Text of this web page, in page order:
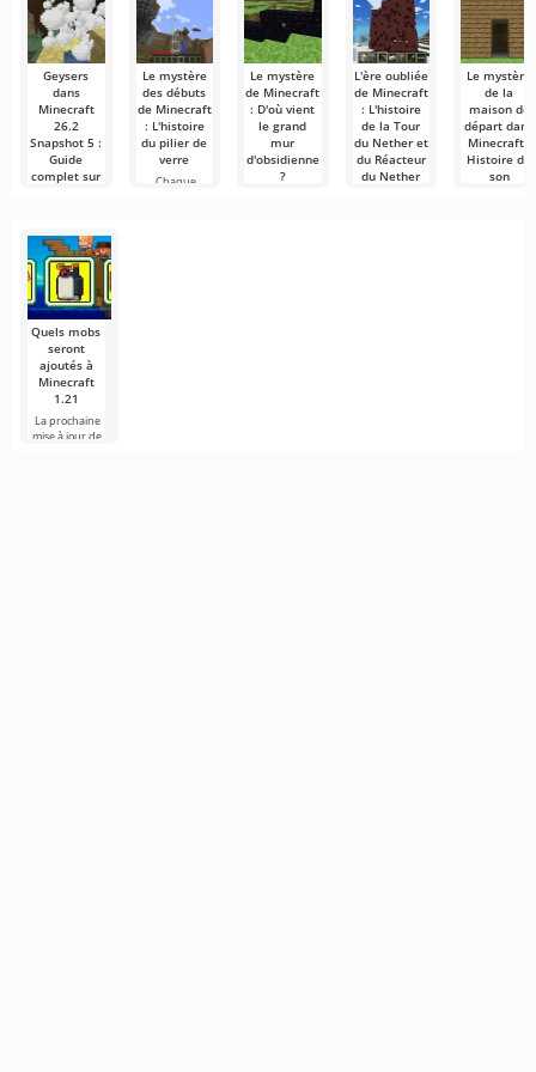
Geysers
dans
Minecraft
26.2
Snapshot 5 :
Guide
complet sur
l'avons
mentionné
dans notre
récent
Le mystère
des débuts
de Minecraft
: L'histoire
du pilier de
verre
Chaque
Le mystère
de Minecraft
: D'où vient
le grand
mur
d'obsidienne
?
L'ère oubliée
de Minecraft
: L'histoire
de la Tour
du Nether et
du Réacteur
du Nether
Le mystère
de la
maison de
départ dans
Minecraft :
Histoire de
son
Quels mobs
seront
ajoutés à
Minecraft
1.21
La prochaine
mise à jour de